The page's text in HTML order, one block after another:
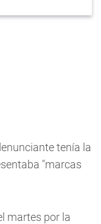
tenía la
"marcas
martes por la